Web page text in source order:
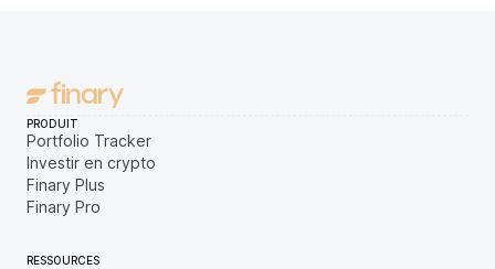
PRODUIT
Portfolio Tracker
Investir en crypto
Finary Plus
Finary Pro
RESSOURCES